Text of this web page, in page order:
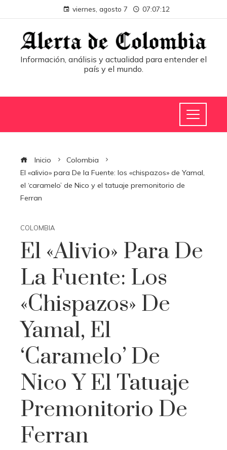
viernes, agosto 7 07:07:12
Información, análisis y actualidad para entender el
país y el mundo.
Inicio
Colombia
El «alivio» para De la Fuente: los «chispazos» de Yamal,
el ‘caramelo’ de Nico y el tatuaje premonitorio de
Ferran
COLOMBIA
El «alivio» Para De
La Fuente: Los
«chispazos» De
Yamal, El
‘caramelo’ De
Nico Y El Tatuaje
Premonitorio De
Ferran